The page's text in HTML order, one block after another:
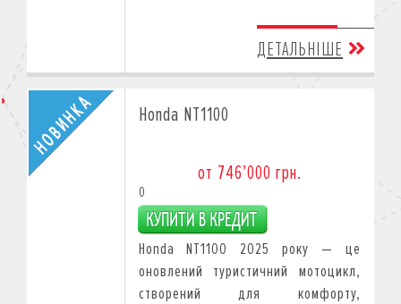
ДЕТАЛЬНІШЕ
Honda NT1100
от 746’000 грн.
0
Honda NT1100 2025 року — це
оновлений туристичний мотоцикл,
створений для комфорту,